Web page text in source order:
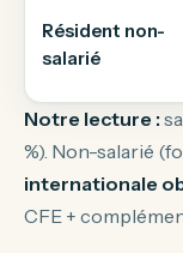
Résident non-
salarié
Notre lecture :
%). Non-salarié
internationale
CFE +